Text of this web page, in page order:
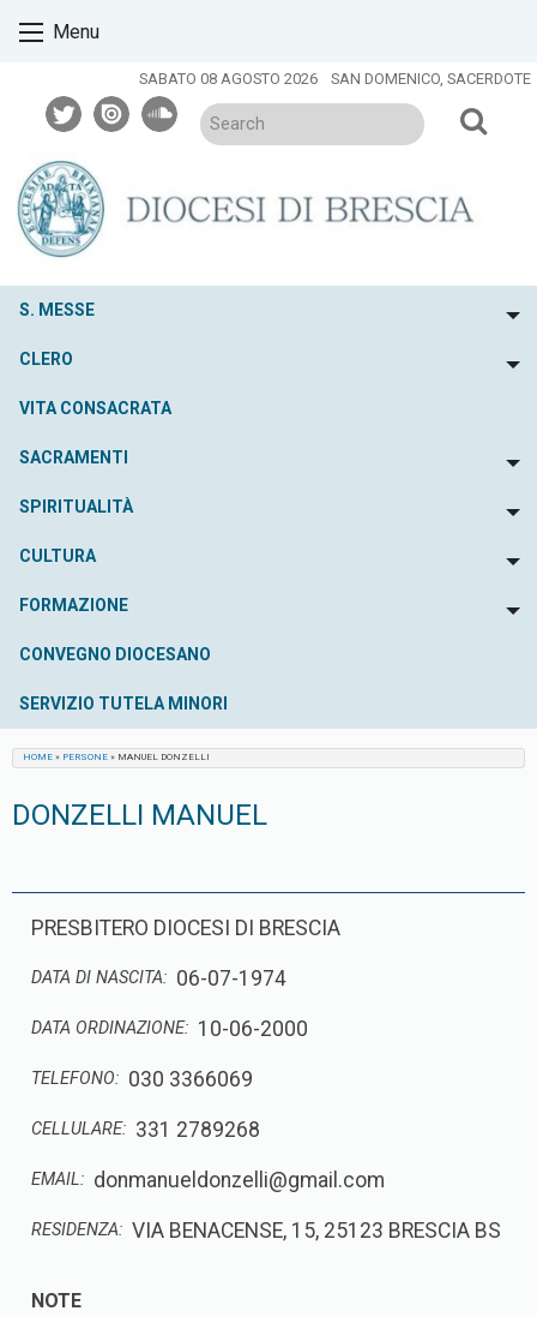
Menu
SABATO 08 AGOSTO 2026 SAN DOMENICO, SACERDOTE
twitterissuusoundcloud
S. MESSE
CLERO
VITA CONSACRATA
SACRAMENTI
SPIRITUALITÀ
CULTURA
FORMAZIONE
CONVEGNO DIOCESANO
SERVIZIO TUTELA MINORI
HOME » PERSONE » MANUEL DONZELLI
DONZELLI MANUEL
PRESBITERO DIOCESI DI BRESCIA
DATA DI NASCITA: 06-07-1974
DATA ORDINAZIONE: 10-06-2000
TELEFONO: 030 3366069
CELLULARE: 331 2789268
EMAIL: donmanueldonzelli@gmail.com
RESIDENZA: VIA BENACENSE, 15, 25123 BRESCIA BS